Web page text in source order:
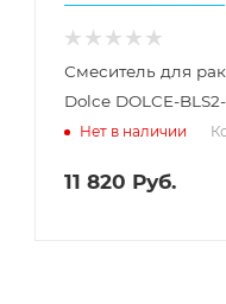
Смеситель для
Dolce DOLCE-
Нет в наличии
11 820 Руб.